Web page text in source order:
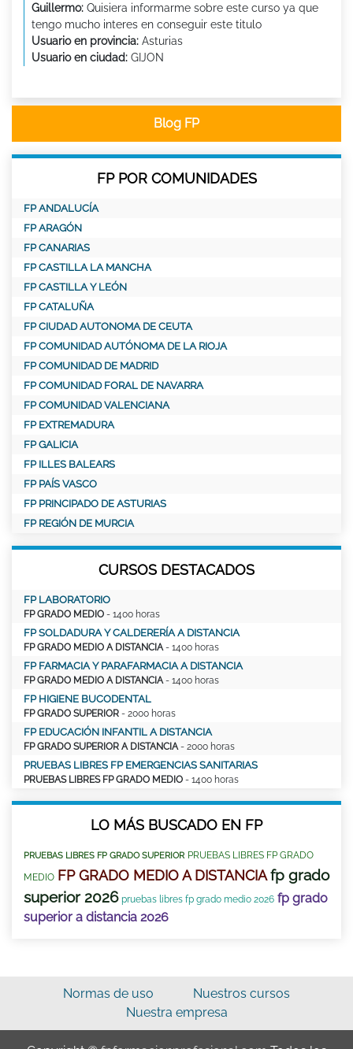
Guillermo: Quisiera informarme sobre este curso ya que
tengo mucho interes en conseguir este titulo
Usuario en provincia: Asturias
Usuario en ciudad: GIJON
Blog FP
FP POR COMUNIDADES
FP ANDALUCÍA
FP ARAGÓN
FP CANARIAS
FP CASTILLA LA MANCHA
FP CASTILLA Y LEÓN
FP CATALUÑA
FP CIUDAD AUTONOMA DE CEUTA
FP COMUNIDAD AUTÓNOMA DE LA RIOJA
FP COMUNIDAD DE MADRID
FP COMUNIDAD FORAL DE NAVARRA
FP COMUNIDAD VALENCIANA
FP EXTREMADURA
FP GALICIA
FP ILLES BALEARS
FP PAÍS VASCO
FP PRINCIPADO DE ASTURIAS
FP REGIÓN DE MURCIA
CURSOS DESTACADOS
FP LABORATORIO
FP GRADO MEDIO - 1400 horas
FP SOLDADURA Y CALDERERÍA A DISTANCIA
FP GRADO MEDIO A DISTANCIA - 1400 horas
FP FARMACIA Y PARAFARMACIA A DISTANCIA
FP GRADO MEDIO A DISTANCIA - 1400 horas
FP HIGIENE BUCODENTAL
FP GRADO SUPERIOR - 2000 horas
FP EDUCACIÓN INFANTIL A DISTANCIA
FP GRADO SUPERIOR A DISTANCIA - 2000 horas
PRUEBAS LIBRES FP EMERGENCIAS SANITARIAS
PRUEBAS LIBRES FP GRADO MEDIO - 1400 horas
LO MÁS BUSCADO EN FP
PRUEBAS LIBRES FP GRADO SUPERIOR PRUEBAS LIBRES FP GRADO
MEDIO FP GRADO MEDIO A DISTANCIAfp grado
superior 2026 pruebas libres fp grado medio 2026 fp grado
superior a distancia 2026
Normas de uso
Nuestros cursos
Nuestra empresa